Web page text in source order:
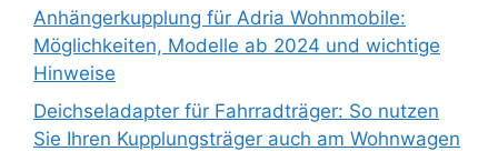
Anhängerkupplung für Adria Wohnmobile:
Möglichkeiten, Modelle ab 2024 und wichtige
Hinweise
Deichseladapter für Fahrradträger: So nutzen
Sie Ihren Kupplungsträger auch am Wohnwagen